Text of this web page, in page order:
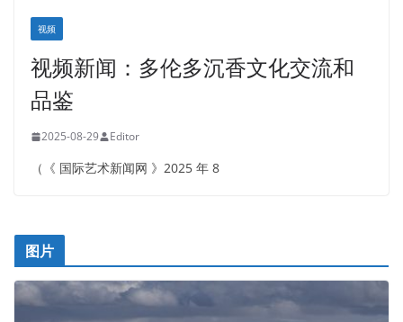
视频
视频新闻：多伦多沉香文化交流和
品鉴
2025-08-29 Editor
（《 国际艺术新闻网 》2025 年 8
图片